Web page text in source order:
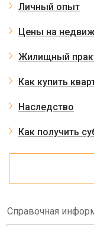
Личный опыт
Цены на
Жилищный
Как купить
Наследство
Как получить
Справочная